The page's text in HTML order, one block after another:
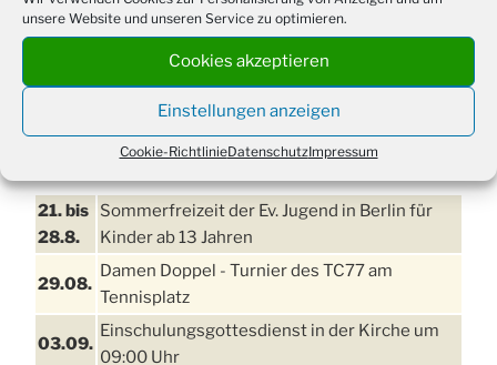
unsere Website und unseren Service zu optimieren.
Cookies akzeptieren
Einstellungen anzeigen
Cookie-RichtlinieDatenschutzImpressum
21. bis
28.8.
Sommerfreizeit der Ev. Jugend in Berlin für
Kinder ab 13 Jahren
29.08.
Damen Doppel - Turnier des TC77 am
Tennisplatz
03.09.
Einschulungsgottesdienst in der Kirche um
09:00 Uhr